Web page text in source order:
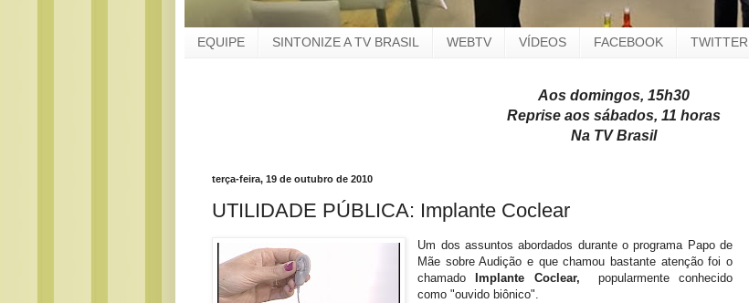
EQUIPE SINTONIZE A TV BRASIL WEBTV VÍDEOS FACEBOOK TWITTER
Aos domingos, 15h30
Reprise aos sábados, 11 horas
Na TV Brasil
terça-feira, 19 de outubro de 2010
UTILIDADE PÚBLICA: Implante Coclear
Um dos assuntos abordados durante o programa Papo de
Mãe sobre Audição e que chamou bastante atenção foi o
chamado
Implante Coclear, popularmente conhecido
como "ouvido biônico".